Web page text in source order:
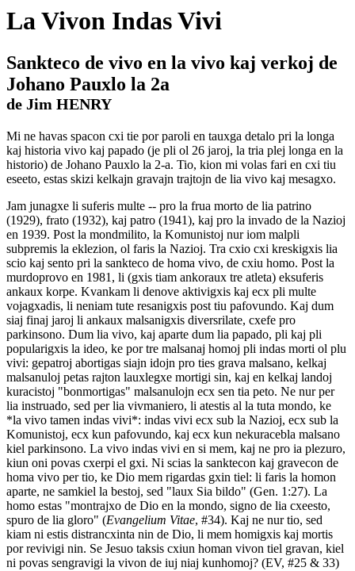
La Vivon Indas Vivi
Sankteco de vivo en la vivo kaj verkoj de
Johano Pauxlo la 2a
de Jim HENRY
Mi ne havas spacon cxi tie por paroli en tauxga detalo pri la longa
kaj historia vivo kaj papado (je pli ol 26 jaroj, la tria plej longa en la
historio) de Johano Pauxlo la 2-a. Tio, kion mi volas fari en cxi tiu
eseeto, estas skizi kelkajn gravajn trajtojn de lia vivo kaj mesagxo.
Jam junagxe li suferis multe -- pro la frua morto de lia patrino
(1929), frato (1932), kaj patro (1941), kaj pro la invado de la Nazioj
en 1939. Post la mondmilito, la Komunistoj nur iom malpli
subpremis la eklezion, ol faris la Nazioj. Tra cxio cxi kreskigxis lia
scio kaj sento pri la sankteco de homa vivo, de cxiu homo. Post la
murdoprovo en 1981, li (gxis tiam ankoraux tre atleta) eksuferis
ankaux korpe. Kvankam li denove aktivigxis kaj ecx pli multe
vojagxadis, li neniam tute resanigxis post tiu pafovundo. Kaj dum
siaj finaj jaroj li ankaux malsanigxis diversrilate, cxefe pro
parkinsono. Dum lia vivo, kaj aparte dum lia papado, pli kaj pli
popularigxis la ideo, ke por tre malsanaj homoj pli indas morti ol plu
vivi: gepatroj abortigas siajn idojn pro ties grava malsano, kelkaj
malsanuloj petas rajton lauxlegxe mortigi sin, kaj en kelkaj landoj
kuracistoj "bonmortigas" malsanulojn ecx sen tia peto. Ne nur per
lia instruado, sed per lia vivmaniero, li atestis al la tuta mondo, ke
*la vivo tamen indas vivi*: indas vivi ecx sub la Nazioj, ecx sub la
Komunistoj, ecx kun pafovundo, kaj ecx kun nekuracebla malsano
kiel parkinsono. La vivo indas vivi en si mem, kaj ne pro ia plezuro,
kiun oni povas cxerpi el gxi. Ni scias la sanktecon kaj gravecon de
homa vivo per tio, ke Dio mem rigardas gxin tiel: li faris la homon
aparte, ne samkiel la bestoj, sed "laux Sia bildo" (Gen. 1:27). La
homo estas "montrajxo de Dio en la mondo, signo de lia cxeesto,
spuro de lia gloro" (Evangelium Vitae, #34). Kaj ne nur tio, sed
kiam ni estis distrancxinta nin de Dio, li mem homigxis kaj mortis
por revivigi nin. Se Jesuo taksis cxiun homan vivon tiel gravan, kiel
ni povas sengravigi la vivon de iuj niaj kunhomoj? (EV, #25 & 33)